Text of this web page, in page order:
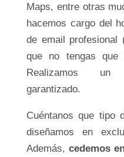
Maps, entre otras
hacemos cargo del
de email profesional
que no tengas que
Realizamos un
garantizado.
Cuéntanos que tipo
diseñamos en
Además,cedemos